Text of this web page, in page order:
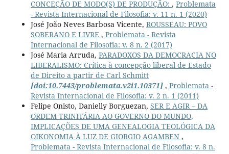
CONCEÇÃO DE MODO(S) DE PRODUÇÃO: , Problemata
- Revista Internacional de Filosofia: v. 11 n. 1 (2020)
José João Neves Barbosa Vicente, ROUSSEAU: POVO
SOBERANO E LIVRE , Problemata - Revista
Internacional de Filosofia: v. 8 n. 2 (2017)
José Maria Arruda, PARADOXOS DA DEMOCRACIA NO
LIBERALISMO: Crítica à concepção liberal de Estado
de Direito a partir de Carl Schmitt
[doi:10.7443/problemata.v2i1.10371], Problemata -
Revista Internacional de Filosofia: v. 2 n. 1 (2011)
Felipe Onisto, Danielly Borguezan, SER E AGIR – DA
ORDEM TRINITÁRIA AO GOVERNO DO MUNDO,
IMPLICAÇÕES DE UMA GENEALOGIA TEOLÓGICA DA
OIKONOMIA À LUZ DE GIORGIO AGAMBEN ,
Problemata - Revista Internacional de Filosofia: v. 8 n.